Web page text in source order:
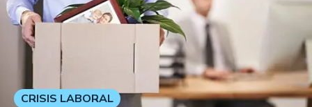
CRISIS LABORAL